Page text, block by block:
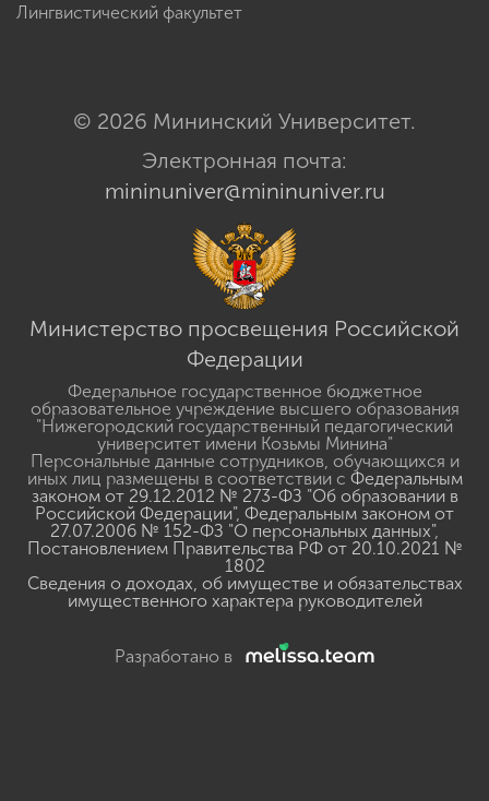
Лингвистический факультет
© 2026 Мининский Университет.
Электронная почта:
mininuniver@mininuniver.ru
Министерство просвещения Российской
Федерации
Федеральное государственное бюджетное
образовательное учреждение высшего образования
"Нижегородский государственный педагогический
университет имени Козьмы Минина"
Персональные данные сотрудников, обучающихся и
иных лиц размещены в соответствии с Федеральным
законом от 29.12.2012 № 273-ФЗ "Об образовании в
Российской Федерации", Федеральным законом от
27.07.2006 № 152-ФЗ "О персональных данных",
Постановлением Правительства РФ от 20.10.2021 №
1802
Сведения о доходах, об имуществе и обязательствах
имущественного характера руководителей
Разработано в